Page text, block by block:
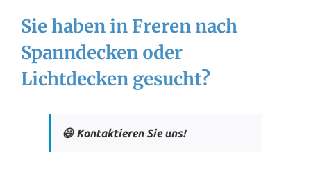
Sie haben in Freren nach
Spanndecken oder
Lichtdecken gesucht?
😃 Kontaktieren Sie uns!